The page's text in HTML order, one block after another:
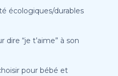
écologiques/durables
dire “je t’aime” à son
pour bébé et